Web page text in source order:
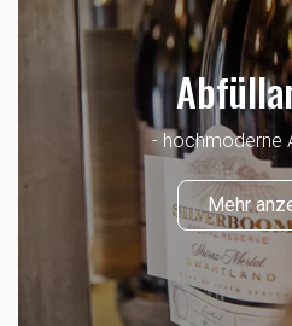
- hochmoderne
Mehr